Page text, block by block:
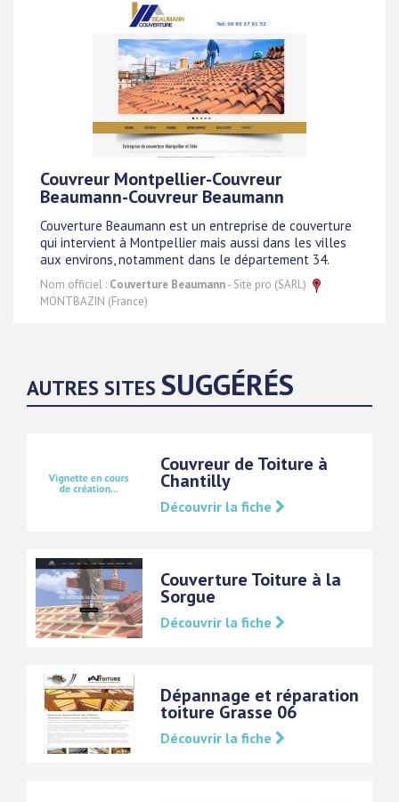
Couvreur Montpellier-Couvreur
Beaumann-Couvreur Beaumann
Couverture Beaumann est un entreprise de couverture
qui intervient à Montpellier mais aussi dans les villes
aux environs, notamment dans le département 34.
Nom officiel : Couverture Beaumann- Site pro (SARL)
MONTBAZIN (France)
AUTRES SITES SUGGÉRÉS
Couvreur de Toiture à
Chantilly
Découvrir la fiche
Couverture Toiture à la
Sorgue
Découvrir la fiche
Dépannage et réparation
toiture Grasse 06
Découvrir la fiche